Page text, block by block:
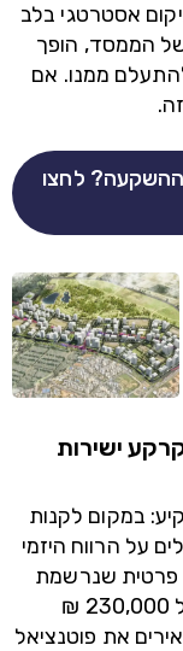
אסטרטגי בלב
הממסד, הופך
ממנו. אם
ההשקעה? לחצו
ישירות
במקום לקנות
על הרווח היזמי
פרטית שנרשמת
מיד על שמכם בטאבו. בהון עצמי נגיש של 230,000 ₪
את פוטנציאל